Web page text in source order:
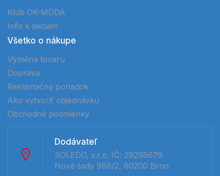
Klub OK-MÓDA
Info k akciam
Všetko o nákupe
Výměna tovaru
Doprava
Reklamačný poriadok
Ako vytvoriť objednávku
Obchodné podmienky
Dodávateľ
SOLEDO, s.r.o. IČ: 29298679
Nové sady 988/2, 60200 Brno